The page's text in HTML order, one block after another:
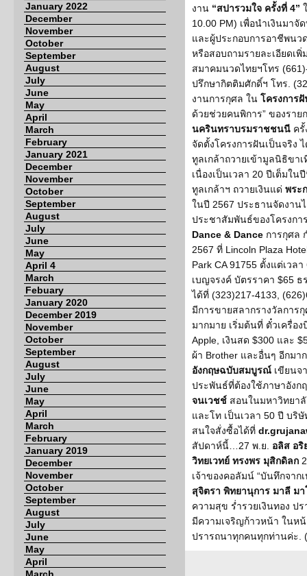
January 2022
December
November
October
September
August
July
June
May
April
March
February
January 2021
December
November
October
September
August
July
June
May
April 4
March
Febuary
January 2020
December 2019
November
October
September
August
July
June
May
April
March
February
January 2019
December
November
October
September
August
July
June
May
April
งาน “สปารวมใจ ครั้งที่ 4”
10.00 PM) เพื่อนำเงินมา
และผู้ประกอบการอาชีพน
หรือสอบถามรายละเอียดเ
สมาคมนวดไทยฯโทร
ปรึกษากิตติมศักดิ์ฯ โทร.
งานการกุศล ใน โครงการ
ด้วยช่วยคนพิการ” ของรา
นครินทราบรมราชชนนี ค
จัดตั้งโครงการฝันเป็นจริง
ทูลเกล้าถวายเข้ามูลนิธิขา
เนื่องเป็นเวลา 20 ปีเต็มใน
ทูลเกล้าฯ ถวายเงินแด่ พระ
ในปี 2567 ประธานจัดงาน
ประชาสัมพันธ์ของโครงกา
Dance & Dance การกุศล
2567 ที่ Lincoln Plaza
Park CA 91755 ตั้งแต่เวล
เบญจรงค์ บัตรราคา $65
ได้ที่ (323)217-4133,
มีการขายสลากรางวัลการ
มากมาย เริ่มต้นที่ ตั๋วเครื่อง
Apple, เงินสด $300 และ
ผ้า Brother และอื่นๆ อีกม
อังกฤษฉบับสมบูรณ์ เขียนจ
ประพันธ์ที่ต้องใช้ภาษาอังก
จนเวชช์ สอนในมหาวิทยา
และโท เป็นเวลา 50 ปี บริ
สนใจสั่งซื้อได้ที่
สัปดาห์นี้…27 พ.ย. อลิส อริ
วิทยเวทย์ ทรงพร มุสิกดิลก
เจ้าของคอลัมน์ “บันทึกจาก
สุจิตรา พิทยานุการ มาลี ม
ความสุข ร่ำรวยเงินทอง ป
มีความเจริญก้าวหน้า ในห
ปรารถนาทุกคนทุกท่านค่ะ.